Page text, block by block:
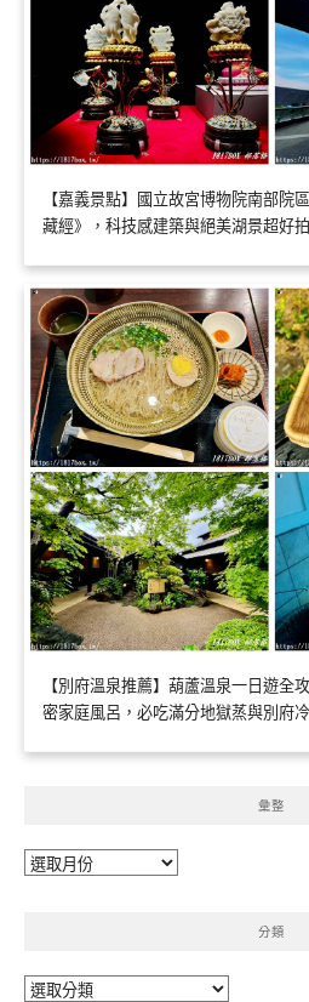
【嘉義景點】國立故宮博物院南部院
藏經》，科技感建築與絕美湖景超好拍
【別府溫泉推薦】葫蘆溫泉一日遊全
密家庭風呂，必吃滿分地獄蒸與別府冷
彙整
彙
分類
分